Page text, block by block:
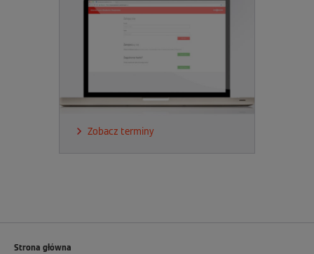
Zobacz terminy
Strona główna